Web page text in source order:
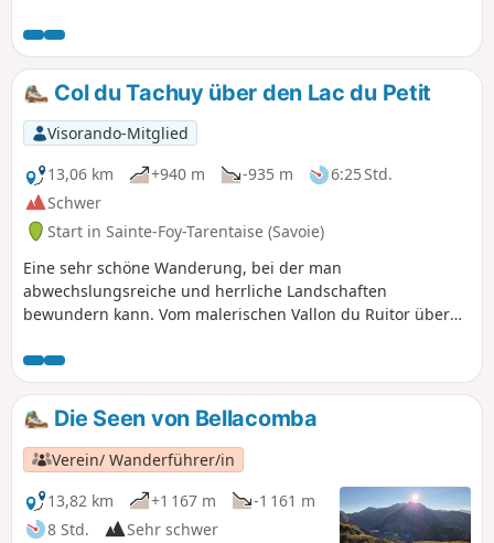
nächsten Tag einen gemütlichen Rückweg über den Lac
Noir und den Weiler La Sassière ermöglicht.
Col du Tachuy über den Lac du Petit
Visorando-Mitglied
13,06 km
+940 m -935 m
6:25 Std.
Schwer
Start in Sainte-Foy-Tarentaise (Savoie)
Eine sehr schöne Wanderung, bei der man
abwechslungsreiche und herrliche Landschaften
bewundern kann. Vom malerischen Vallon du Ruitor über
Italien mit seinem herrlichen Panorama auf die
Südostflanke der Mont-Blanc-Kette und das italienische Tal
von La Thuile in Richtung Courmayeur.
Die Seen von Bellacomba
Verein/ Wanderführer/in
13,82 km
+1 167 m
-1 161 m
8 Std.
Sehr schwer